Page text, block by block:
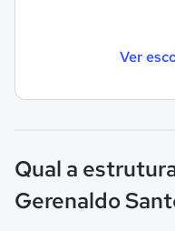
Ver
Qual a
Gerenaldo